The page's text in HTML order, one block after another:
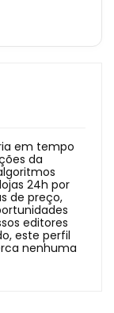
em tempo
da
24h por
de preço,
editores
este perfil
nenhuma